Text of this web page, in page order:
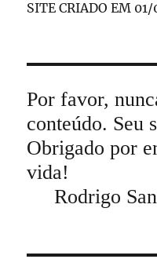
SITE CRIADO EM
Por favor,
conteúdo. Seu
Obrigado por
Rodrigo